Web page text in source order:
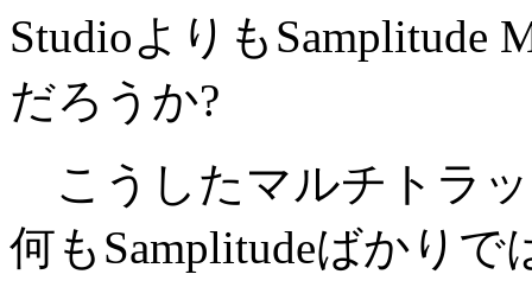
StudioよりもSamplitude
だろうか?
こうしたマルチトラ
何もSamplitudeばかり